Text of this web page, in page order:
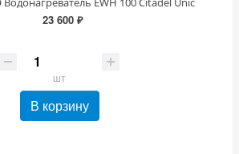
23 600 ₽
шт
В корзину